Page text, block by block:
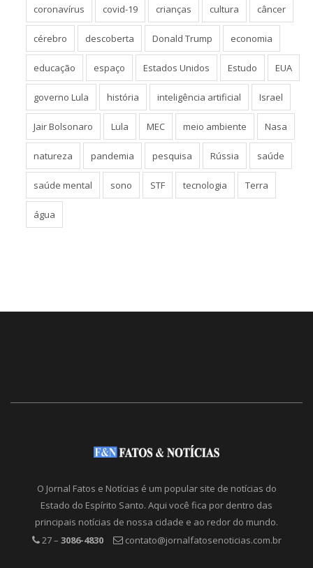
coronavírus covid-19 crianças cultura câncer
cérebro descoberta Donald Trump economia
educação espaço Estados Unidos Estudo EUA
governo Lula história inteligência artificial Israel
Jair Bolsonaro Lula MEC meio ambiente Nasa
natureza pandemia pesquisa Rússia saúde
saúde mental sono STF tecnologia Terra
água
O Jornal Fatos e Notícias é um popular site de notícias do
Estado do Espírito Santo. Aqui você fica por dentro das
principais notícias de nossa cidade e ao redor do mundo.
27 – 3086-4830 contato@jornalfatosenoticias.com.br